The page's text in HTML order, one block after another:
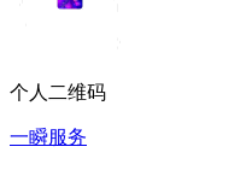
个人二维码
一瞬服务